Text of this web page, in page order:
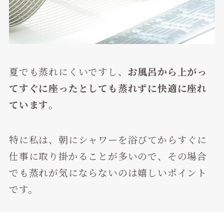
夏でも蒸れにくいですし、 お風呂から上がっ
てすぐに座ったとしても蒸れずに快適に座れ
ています。
特に私は、朝にシャワーを浴びてからすぐに
仕事に取り掛かることが多いので、その場合
でも蒸れが気にならないのは嬉しいポイント
です。